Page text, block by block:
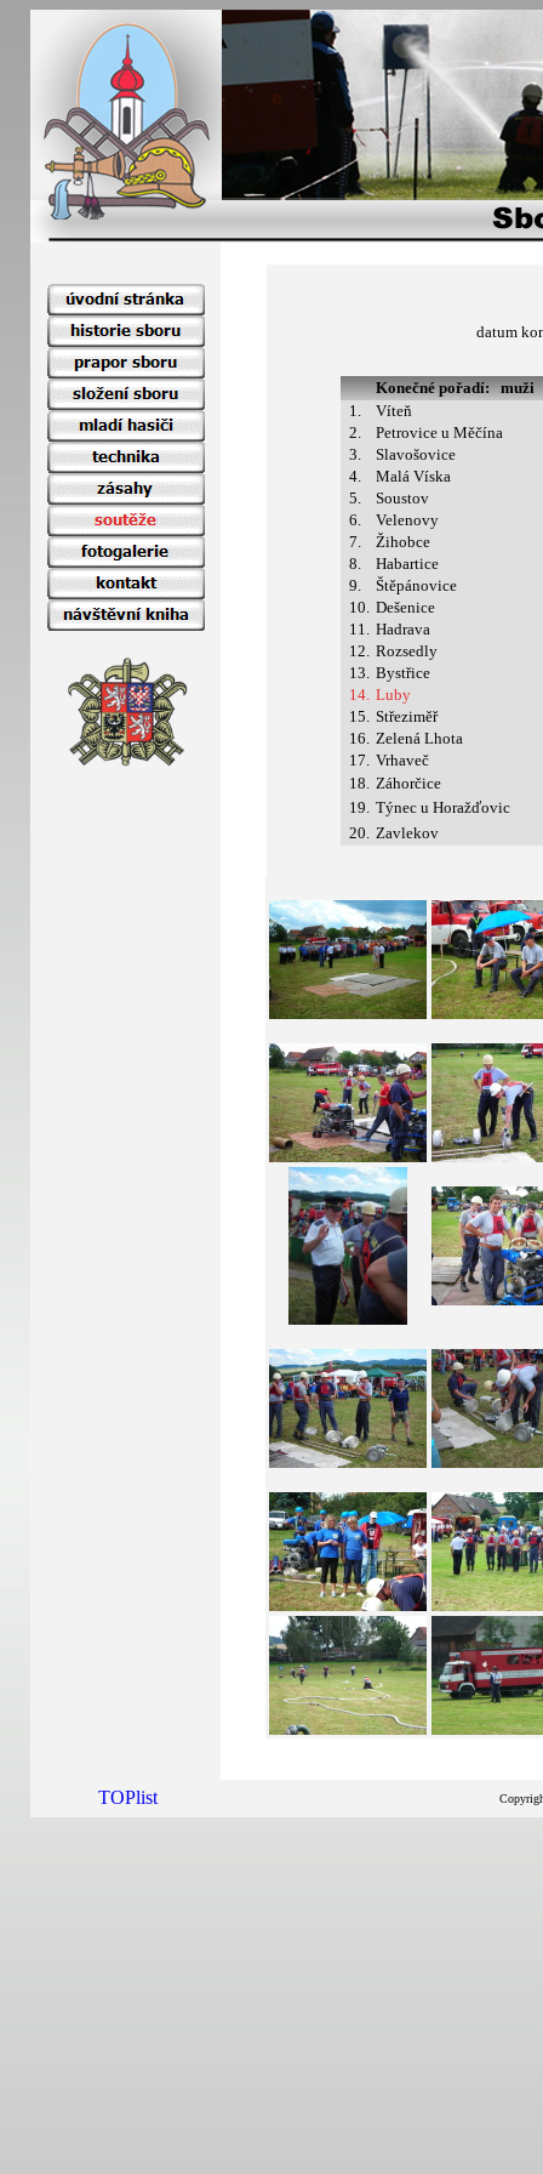
datum
Konečné pořadí: muži
1.
Víteň
2.
Petrovice u Měčína
3.
Slavošovice
4.
Malá Víska
5.
Soustov
6.
Velenovy
7.
Žihobce
8.
Habartice
9.
Štěpánovice
10. Dešenice
11. Hadrava
12. Rozsedly
13. Bystřice
14. Luby
15. Střeziměř
16. Zelená Lhota
17. Vrhaveč
18. Záhorčice
19. Týnec u Horažďovic
20. Zavlekov